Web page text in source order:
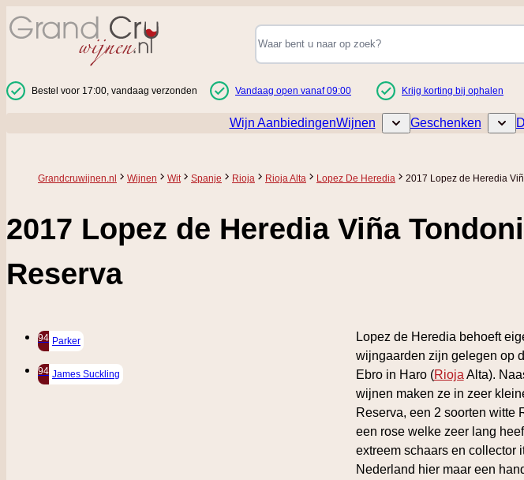
Ga naar de inhoud
Bestel voor 17:00, vandaag verzonden Vandaag open vanaf 09:00 Krijg korting bij ophalen
Wijn AanbiedingenWijnen Toggle submenu for Wijnen
Geschenken
Grandcruwijnen.nl Wijnen Wit Spanje Rioja Rioja Alta Lopez De Heredia 2017 Lopez de Heredia
2017 Lopez de Heredia Viña
Reserva
94 Parker
94 James Suckling
Lopez de Heredia behoeft
wijngaarden zijn gelegen op
Ebro in Haro (Rioja Alta).
wijnen maken ze in zeer
Reserva, een 2 soorten witte
een rose welke zeer lang
extreem schaars en collector
Nederland hier maar een